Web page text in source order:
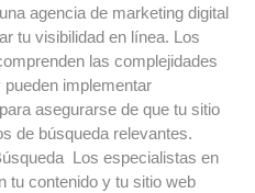
agencia de marketing digital
tu visibilidad en línea. Los
las complejidades
implementar
asegurarse de que tu sitio
de búsqueda relevantes.
Los especialistas en
tu contenido y tu sitio web